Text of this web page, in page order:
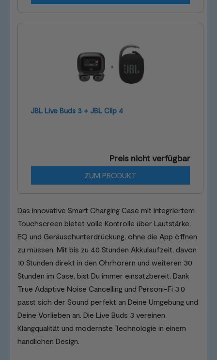
JBL Live Buds 3 + JBL Clip 4
Preis nicht verfügbar
ZUM PRODUKT
Das innovative Smart Charging Case mit integriertem
Touchscreen bietet volle Kontrolle über Lautstärke,
EQ und Geräuschunterdrückung, ohne die App öffnen
zu müssen. Mit bis zu 40 Stunden Akkulaufzeit, davon
10 Stunden direkt in den Ohrhörern und weiteren 30
Stunden im Case, bist Du immer einsatzbereit. Dank
True Adaptive Noise Cancelling und Personi-Fi 3.0
passt sich der Sound perfekt an Deine Umgebung und
Deine Vorlieben an. Die Live Buds 3 vereinen
Klangqualität und modernste Technologie in einem
handlichen Design.